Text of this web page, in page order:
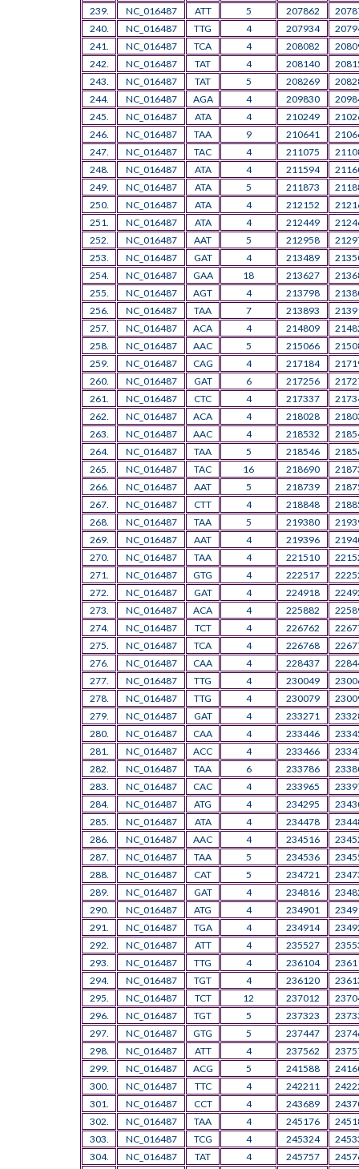
239.
NC_016487 ATT 5 207862
240.
NC_016487 TTG 4 207934
241.
NC_016487 TCA 4 208082
242.
NC_016487 TAT 4 208140
243.
NC_016487 TAT 5 208269
244.
NC_016487 AGA 4 209830
245.
NC_016487 ATA 4 210249
246.
NC_016487 TAA 9 210641
247.
NC_016487 TAC 4 211075
248.
NC_016487 ATA 4 211594
249.
NC_016487 ATA 5 211873
250.
NC_016487 ATA 4 212152
251.
NC_016487 ATA 4 212449
252.
NC_016487 AAT 5 212958
253.
NC_016487 GAT 4 213489
254.
NC_016487 GAA 18 213627
255.
NC_016487 AGT 4 213798
256.
NC_016487 TAA 7 213893
257.
NC_016487 ACA 4 214809
258.
NC_016487 AAC 5 215066
259.
NC_016487 CAG 4 217184
260.
NC_016487 GAT 6 217256
261.
NC_016487 CTC 4 217337
262.
NC_016487 ACA 4 218028
263.
NC_016487 AAC 4 218532
264.
NC_016487 TAA 5 218546
265.
NC_016487 TAC 16 218690
266.
NC_016487 AAT 5 218739
267.
NC_016487 CTT 4 218848
268.
NC_016487 TAA 5 219380
269.
NC_016487 AAT 4 219396
270.
NC_016487 TAA 4 221510
271.
NC_016487 GTG 4 222517
272.
NC_016487 GAT 4 224918
273.
NC_016487 ACA 4 225882
274.
NC_016487 TCT 4 226762
275.
NC_016487 TCA 4 226768
276.
NC_016487 CAA 4 228437
277.
NC_016487 TTG 4 230049
278.
NC_016487 TTG 4 230079
279.
NC_016487 GAT 4 233271
280.
NC_016487 CAA 4 233446
281.
NC_016487 ACC 4 233466
282.
NC_016487 TAA 6 233786
283.
NC_016487 CAC 4 233965
284.
NC_016487 ATG 4 234295
285.
NC_016487 ATA 4 234478
286.
NC_016487 AAC 4 234516
287.
NC_016487 TAA 5 234536
288.
NC_016487 CAT 5 234721
289.
NC_016487 GAT 4 234816
290.
NC_016487 ATG 4 234901
291.
NC_016487 TGA 4 234914
292.
NC_016487 ATT 4 235527
293.
NC_016487 TTG 4 236104
294.
NC_016487 TGT 4 236120
295.
NC_016487 TCT 12 237012
296.
NC_016487 TGT 5 237323
297.
NC_016487 GTG 5 237447
298.
NC_016487 ATT 4 237562
299.
NC_016487 ACG 5 241588
300.
NC_016487 TTC 4 242211
301.
NC_016487 CCT 4 243689
302.
NC_016487 TAA 4 245176
303.
NC_016487 TCG 4 245324
304.
NC_016487 TAT 4 245757